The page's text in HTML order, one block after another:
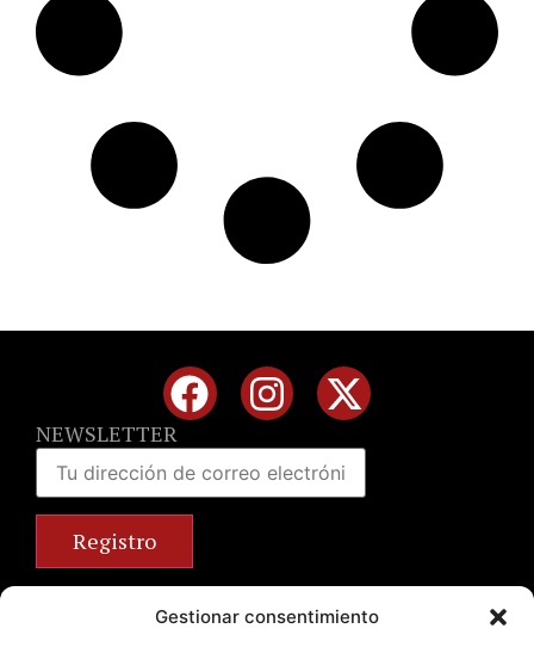
Gestionar consentimiento
NEWSLETTER
+34 963 672 314